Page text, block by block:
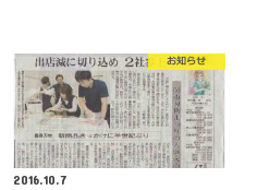
お知らせ
2016.10.7